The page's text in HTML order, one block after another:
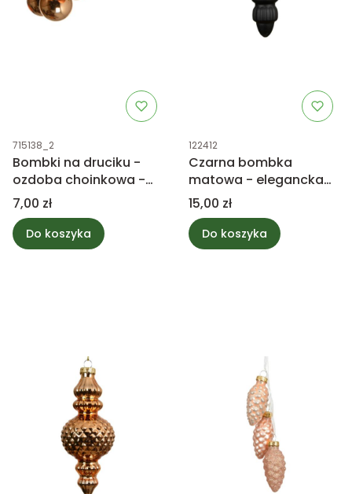
Kod produktu
715138_2
Bombki na druciku -
ozdoba choinkowa -
miedziany mix
Cena
7,00 zł
Do koszyka
Kod produktu
122412
Czarna bombka
matowa - elegancka
ozdoba choinkowa
Cena
15,00 zł
Do koszyka